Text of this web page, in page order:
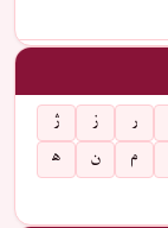
ر ز
ژ
م ن
ھ